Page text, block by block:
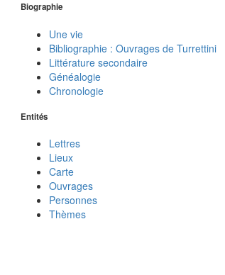
Biographie
Une vie
Bibliographie : Ouvrages de Turrettini
Littérature secondaire
Généalogie
Chronologie
Entités
Lettres
Lieux
Carte
Ouvrages
Personnes
Thèmes